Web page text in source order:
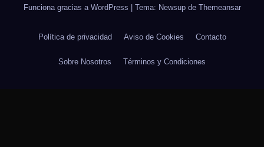
Funciona gracias a WordPress Tema: Newsup de Themeansar
Política de privacidad Aviso de Cookies Contacto
Sobre Nosotros Términos y Condiciones